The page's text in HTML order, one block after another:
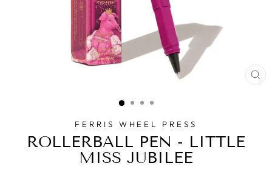
FERRIS WHEEL PRESS
ROLLERBALL PEN - LITTLE
MISS JUBILEE